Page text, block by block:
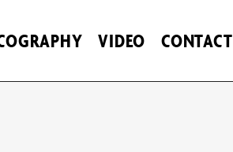
VIDEO CONTACT